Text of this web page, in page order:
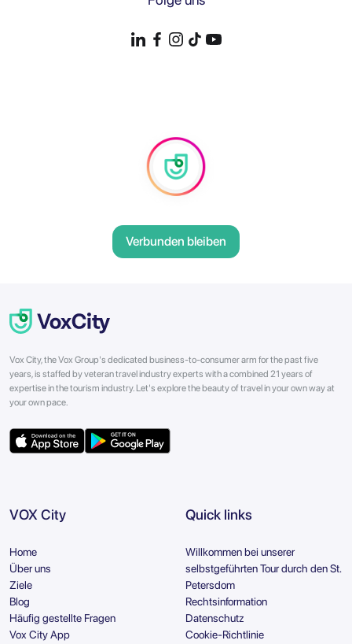
Verbunden bleiben
Vox City, the Vox Group's dedicated business-to-consumer arm for the past five
years, is staffed by veteran travel industry experts with a combined 21 years of
expertise in the tourism industry. Let's explore the beauty of travel in your own way at
your own pace.
VOX City
Home
Über uns
Ziele
Blog
Häufig gestellte Fragen
Vox City App
Quick links
Willkommen bei unserer
selbstgeführten Tour durch den St.
Petersdom
Rechtsinformation
Datenschutz
Cookie-Richtlinie